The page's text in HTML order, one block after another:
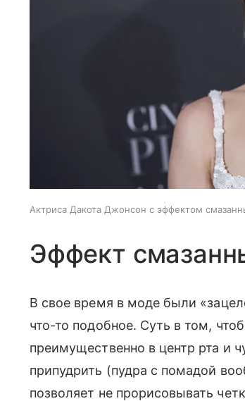
Актриса Дакота Джонсон с эффектом
Эффект
В свое время в моде были
что-то подобное. Суть в том,
преимущественно в центр рта и
припудрить (пудра с помадой
позволяет не прорисовывать